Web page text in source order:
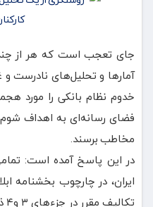
جای تعجب است که هر از
آمارها و تحلیل‌های نادرست و
خدوم نظام بانکی را مورد
فضای رسانه‌ای به اهداف
مخاطب برسند.
در این پاسخ آمده است:
ایران، در چارچوب بخشنامه